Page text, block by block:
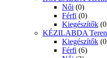
Női (0)
Férfi (0)
Kiegészítők
KÉZILABDA
Kiegészítők
Férfi (6)